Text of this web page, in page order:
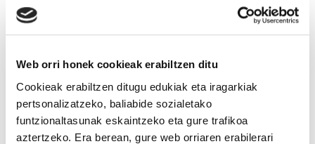
Web orri honek cookieak erabiltzen ditu
Cookieak erabiltzen ditugu edukiak eta iragarkiak
pertsonalizatzeko, baliabide sozialetako
funtzionaltasunak eskaintzeko eta gure trafikoa
aztertzeko. Era berean, gure web orriaren erabilerari
MITXEL LAKUNTZA
“Industria politika ezin da izan enpresa handiek